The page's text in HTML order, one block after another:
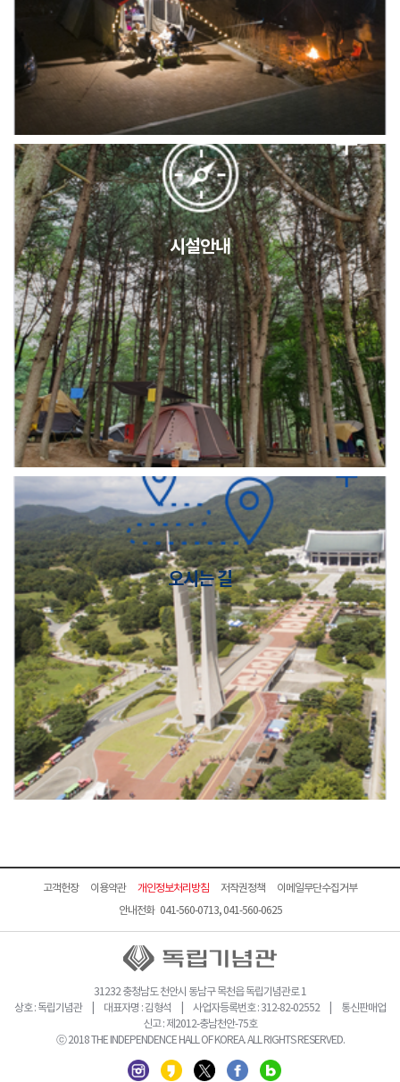
[6/1]전산시스템 점검 및 안정화에 따른 서비스 이용 제한 안내
시설안내
오시는 길
고객헌장 이용약관 개인정보처리방침 저작권정책
이메일무단수집거부
안내전화 041-560-0713, 041-560-0625
31232 충청남도 천안시 동남구 목천읍 독립기념관로 1
상호 : 독립기념관 | 대표자명 : 김형석 | 사업자등록번호 : 312-82-02552 | 통신판매업
신고 : 제2012-충남천안-75호
ⓒ 2018 THE INDEPENDENCE HALL OF KOREA. ALL RIGHTS RESERVED.